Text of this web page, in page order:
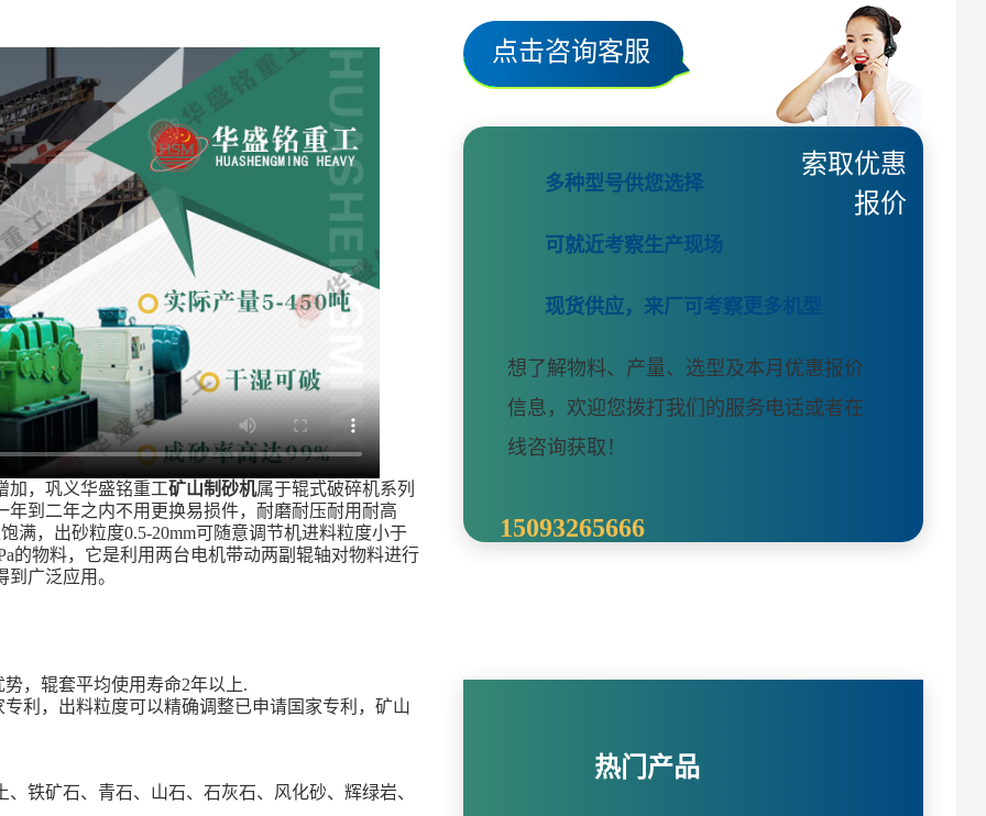
加，巩义华盛铭重工矿山制砂机属于辊式破碎机系列
到二年之内不用更换易损件，耐磨耐压耐用耐高
满，出砂粒度0.5-20mm可随意调节机进料粒度小于
的物料，它是利用两台电机带动两副辊轴对物料进行
广泛应用。
，辊套平均使用寿命2年以上.
利，出料粒度可以精确调整已申请国家专利，矿山
铁矿石、青石、山石、石灰石、风化砂、辉绿岩、
多种型号供您选择
可就近考察生产现场
现货供应，来厂可考察更多机型
想了解物料、产量、选型及本月优惠报价
信息，欢迎您拨打我们的服务电话或者在
线咨询获取！
点击咨询客服
索取优惠
报价
15093265666
热门产品